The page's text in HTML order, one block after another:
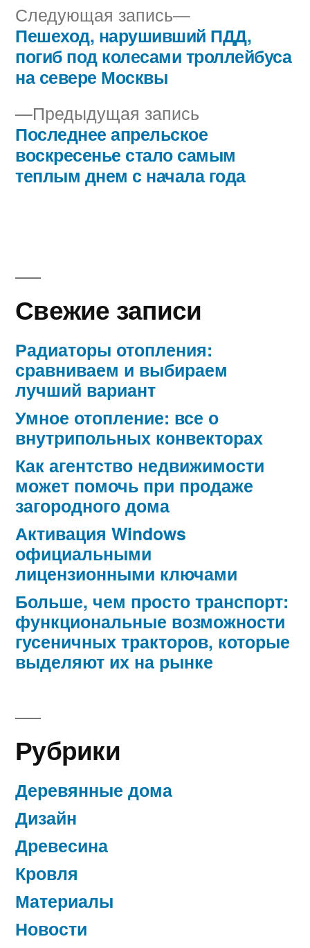
Навигация
по
записям
Предыдущая запись
запись:
Последнее апрельское
воскресенье стало самым
теплым днем с начала года
Следующая запись
Следующая
запись:
Пешеход, нарушивший ПДД,
погиб под колесами троллейбуса
на севере Москвы
Свежие записи
Радиаторы отопления:
сравниваем и выбираем
лучший вариант
Умное отопление: все о
внутрипольных конвекторах
Как агентство недвижимости
может помочь при продаже
загородного дома
Активация Windows
официальными
лицензионными ключами
Больше, чем просто транспорт:
функциональные возможности
гусеничных тракторов, которые
выделяют их на рынке
Рубрики
Деревянные дома
Дизайн
Древесина
Кровля
Материалы
Новости